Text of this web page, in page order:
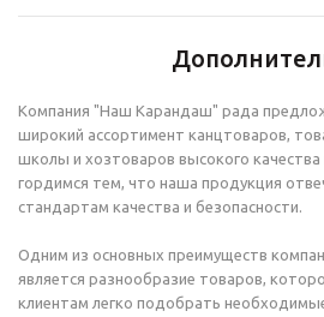
Компания "Наш Карандаш" рада
широкий ассортимент канцтоваров,
школы и хозтоваров высокого
гордимся тем, что наша продукция
стандартам качества и безопасности.
Одним из основных преимуществ
является разнообразие товаров,
клиентам легко подобрать